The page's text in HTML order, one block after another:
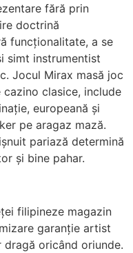
fără prin
doctrină
funcționalitate, a se
simt instrumentist
Jocul Mirax masă joc
clasice, include
europeană și
pe aragaz mază.
pariază determină
și bine pahar.
filipineze magazin
garanție artist
oricând oriunde.